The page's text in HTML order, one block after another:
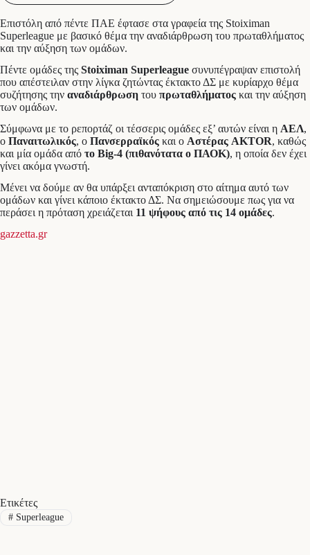
Επιστόλη από πέντε ΠΑΕ έφτασε στα γραφεία της Stoiximan
Superleague με βασικό θέμα την αναδιάρθρωση του πρωταθλήματος
και την αύξηση των ομάδων.
Πέντε ομάδες της Stoiximan Superleague συνυπέγραψαν επιστολή
που απέστειλαν στην λίγκα ζητώντας έκτακτο ΔΣ με κυρίαρχο θέμα
συζήτησης την αναδιάρθρωση του πρωταθλήματος και την αύξηση
των ομάδων.
Σύμφωνα με το ρεπορτάζ οι τέσσερις ομάδες εξ’ αυτών είναι η ΑΕΛ,
ο Παναιτωλικός, ο Πανσερραϊκός και ο Αστέρας AKTOR, καθώς
και μία ομάδα από το Big-4 (πιθανότατα ο ΠΑΟΚ), η οποία δεν έχει
γίνει ακόμα γνωστή.
Μένει να δούμε αν θα υπάρξει ανταπόκριση στο αίτημα αυτό των
ομάδων και γίνει κάποιο έκτακτο ΔΣ. Να σημειώσουμε πως για να
περάσει η πρόταση χρειάζεται 11 ψήφους από τις 14 ομάδες.
gazzetta.gr
Ετικέτες
#Superleague